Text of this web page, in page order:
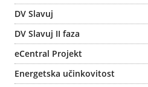
DV Slavuj
DV Slavuj II faza
eCentral Projekt
Energetska učinkovitost